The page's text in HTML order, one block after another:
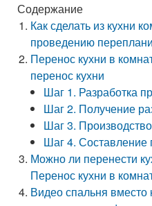
Содержание
Как сделать из кухни
проведению
Перенос кухни в
перенос кухни
Шаг 1. Разработка
Шаг 2. Получение
Шаг 3.
Шаг 4. Составление
Можно ли перенести
Перенос кухни в
Видео спальня вместо